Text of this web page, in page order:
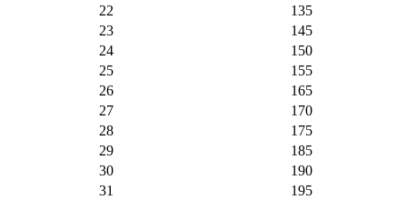
22
135
23
145
24
150
25
155
26
165
27
170
28
175
29
185
30
190
31
195